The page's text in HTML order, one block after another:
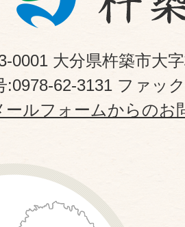
0001 大分県杵築市大
:0978-62-3131 ファッ
ールフォームからのお